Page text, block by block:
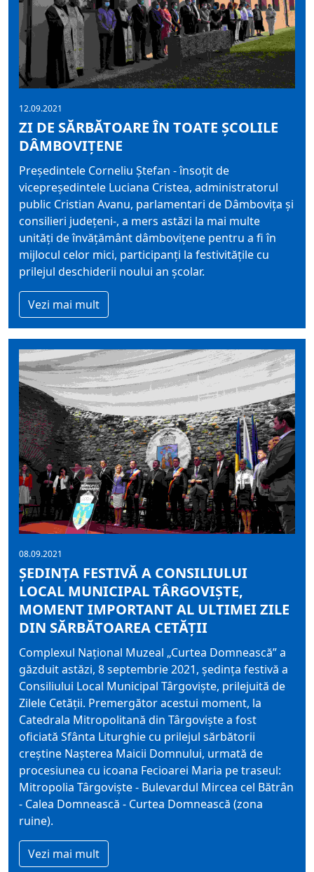
12.09.2021
ZI DE SĂRBĂTOARE ÎN TOATE ȘCOLILE
DÂMBOVIȚENE
Președintele Corneliu Ștefan - însoțit de
vicepreședintele Luciana Cristea, administratorul
public Cristian Avanu, parlamentari de Dâmbovița și
consilieri județeni-, a mers astăzi la mai multe
unități de învățământ dâmbovițene pentru a fi în
mijlocul celor mici, participanți la festivitățile cu
prilejul deschiderii noului an școlar.
Vezi mai mult
08.09.2021
ȘEDINȚA FESTIVĂ A CONSILIULUI
LOCAL MUNICIPAL TÂRGOVIȘTE,
MOMENT IMPORTANT AL ULTIMEI ZILE
DIN SĂRBĂTOAREA CETĂȚII
Complexul Național Muzeal „Curtea Domnească” a
găzduit astăzi, 8 septembrie 2021, ședința festivă a
Consiliului Local Municipal Târgoviște, prilejuită de
Zilele Cetății. Premergător acestui moment, la
Catedrala Mitropolitană din Târgoviște a fost
oficiată Sfânta Liturghie cu prilejul sărbătorii
creștine Nașterea Maicii Domnului, urmată de
procesiunea cu icoana Fecioarei Maria pe traseul:
Mitropolia Târgoviște - Bulevardul Mircea cel Bătrân
- Calea Domnească - Curtea Domnească (zona
ruine).
Vezi mai mult